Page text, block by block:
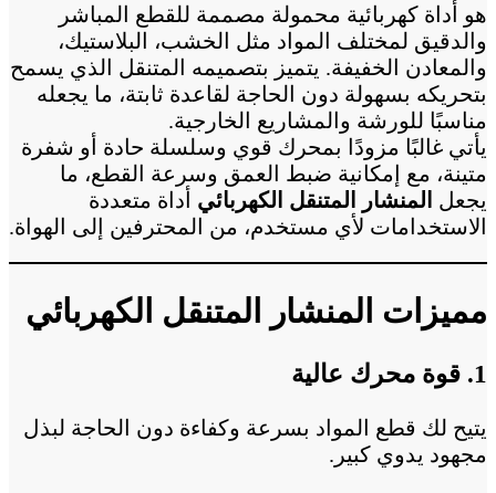
هو أداة كهربائية محمولة مصممة للقطع المباشر
والدقيق لمختلف المواد مثل الخشب، البلاستيك،
والمعادن الخفيفة. يتميز بتصميمه المتنقل الذي يسمح
بتحريكه بسهولة دون الحاجة لقاعدة ثابتة، ما يجعله
مناسبًا للورشة والمشاريع الخارجية.
يأتي غالبًا مزودًا بمحرك قوي وسلسلة حادة أو شفرة
متينة، مع إمكانية ضبط العمق وسرعة القطع، ما
يجعل المنشار المتنقل الكهربائي أداة متعددة
الاستخدامات لأي مستخدم، من المحترفين إلى الهواة.
مميزات المنشار المتنقل الكهربائي
1. قوة محرك عالية
يتيح لك قطع المواد بسرعة وكفاءة دون الحاجة لبذل
مجهود يدوي كبير.